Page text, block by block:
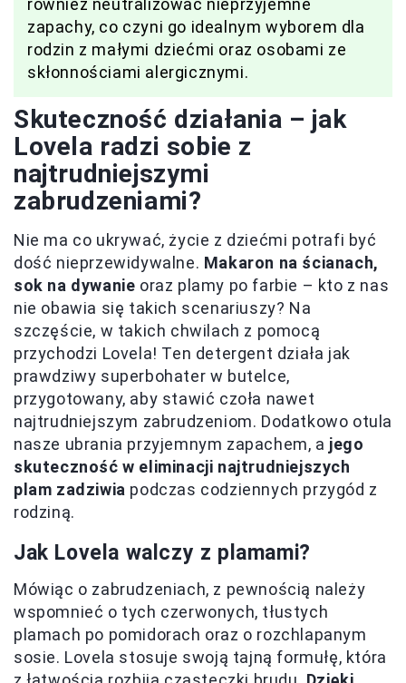
również neutralizować nieprzyjemne
zapachy, co czyni go idealnym wyborem dla
rodzin z małymi dziećmi oraz osobami ze
skłonnościami alergicznymi.
Skuteczność działania – jak
Lovela radzi sobie z
najtrudniejszymi
zabrudzeniami?
Nie ma co ukrywać, życie z dziećmi potrafi być
dość nieprzewidywalne. Makaron na ścianach,
sok na dywanie oraz plamy po farbie – kto z nas
nie obawia się takich scenariuszy? Na
szczęście, w takich chwilach z pomocą
przychodzi Lovela! Ten detergent działa jak
prawdziwy superbohater w butelce,
przygotowany, aby stawić czoła nawet
najtrudniejszym zabrudzeniom. Dodatkowo otula
nasze ubrania przyjemnym zapachem, a jego
skuteczność w eliminacji najtrudniejszych
plam zadziwia podczas codziennych przygód z
rodziną.
Jak Lovela walczy z plamami?
Mówiąc o zabrudzeniach, z pewnością należy
wspomnieć o tych czerwonych, tłustych
plamach po pomidorach oraz o rozchlapanym
sosie. Lovela stosuje swoją tajną formułę, która